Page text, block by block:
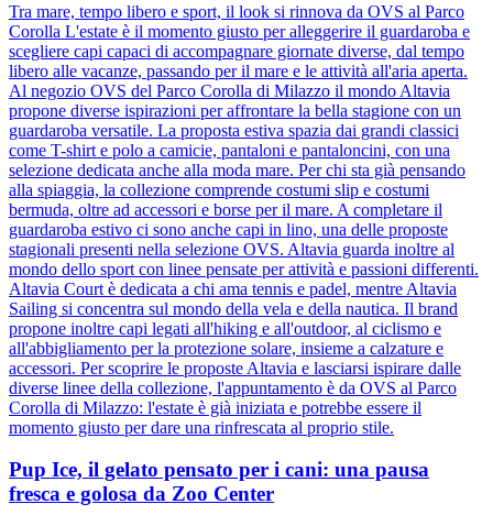
Tra mare, tempo libero e sport, il look si rinnova da OVS al Parco
Corolla L'estate è il momento giusto per alleggerire il guardaroba e
scegliere capi capaci di accompagnare giornate diverse, dal tempo
libero alle vacanze, passando per il mare e le attività all'aria aperta.
Al negozio OVS del Parco Corolla di Milazzo il mondo Altavia
propone diverse ispirazioni per affrontare la bella stagione con un
guardaroba versatile. La proposta estiva spazia dai grandi classici
come T-shirt e polo a camicie, pantaloni e pantaloncini, con una
selezione dedicata anche alla moda mare. Per chi sta già pensando
alla spiaggia, la collezione comprende costumi slip e costumi
bermuda, oltre ad accessori e borse per il mare. A completare il
guardaroba estivo ci sono anche capi in lino, una delle proposte
stagionali presenti nella selezione OVS. Altavia guarda inoltre al
mondo dello sport con linee pensate per attività e passioni differenti.
Altavia Court è dedicata a chi ama tennis e padel, mentre Altavia
Sailing si concentra sul mondo della vela e della nautica. Il brand
propone inoltre capi legati all'hiking e all'outdoor, al ciclismo e
all'abbigliamento per la protezione solare, insieme a calzature e
accessori. Per scoprire le proposte Altavia e lasciarsi ispirare dalle
diverse linee della collezione, l'appuntamento è da OVS al Parco
Corolla di Milazzo: l'estate è già iniziata e potrebbe essere il
momento giusto per dare una rinfrescata al proprio stile.
Pup Ice, il gelato pensato per i cani: una pausa
fresca e golosa da Zoo Center